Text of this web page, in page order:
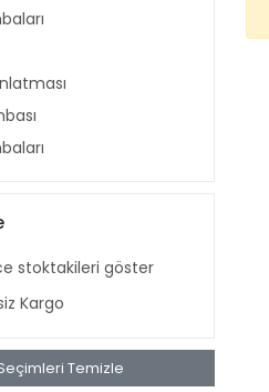
stoktakileri göster
Kargo
Temizle